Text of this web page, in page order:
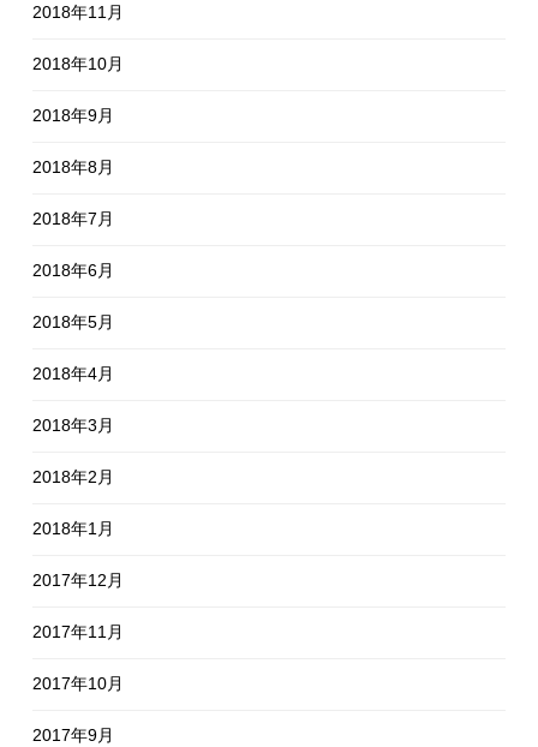
2018年11月
2018年10月
2018年9月
2018年8月
2018年7月
2018年6月
2018年5月
2018年4月
2018年3月
2018年2月
2018年1月
2017年12月
2017年11月
2017年10月
2017年9月